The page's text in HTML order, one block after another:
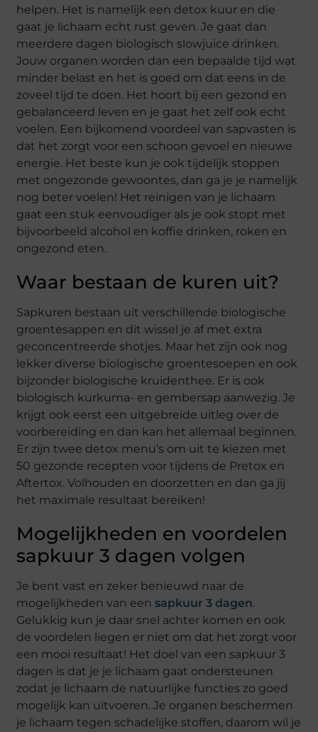
helpen. Het is namelijk een detox kuur en die
gaat je lichaam echt rust geven. Je gaat dan
meerdere dagen biologisch slowjuice drinken.
Jouw organen worden dan een bepaalde tijd wat
minder belast en het is goed om dat eens in de
zoveel tijd te doen. Het hoort bij een gezond en
gebalanceerd leven en je gaat het zelf ook echt
voelen. Een bijkomend voordeel van sapvasten is
dat het zorgt voor een schoon gevoel en nieuwe
energie. Het beste kun je ook tijdelijk stoppen
met ongezonde gewoontes, dan ga je je namelijk
nog beter voelen! Het reinigen van je lichaam
gaat een stuk eenvoudiger als je ook stopt met
bijvoorbeeld alcohol en koffie drinken, roken en
ongezond eten.
Waar bestaan de kuren uit?
Sapkuren bestaan uit verschillende biologische
groentesappen en dit wissel je af met extra
geconcentreerde shotjes. Maar het zijn ook nog
lekker diverse biologische groentesoepen en ook
bijzonder biologische kruidenthee. Er is ook
biologisch kurkuma- en gembersap aanwezig. Je
krijgt ook eerst een uitgebreide uitleg over de
voorbereiding en dan kan het allemaal beginnen.
Er zijn twee detox menu’s om uit te kiezen met
50 gezonde recepten voor tijdens de Pretox en
Aftertox. Volhouden en doorzetten en dan ga jij
het maximale resultaat bereiken!
Mogelijkheden en voordelen
sapkuur 3 dagen volgen
Je bent vast en zeker benieuwd naar de
mogelijkheden van eensapkuur 3 dagen.
Gelukkig kun je daar snel achter komen en ook
de voordelen liegen er niet om dat het zorgt voor
een mooi resultaat! Het doel van een sapkuur 3
dagen is dat je je lichaam gaat ondersteunen
zodat je lichaam de natuurlijke functies zo goed
mogelijk kan uitvoeren. Je organen beschermen
je lichaam tegen schadelijke stoffen, daarom wil je